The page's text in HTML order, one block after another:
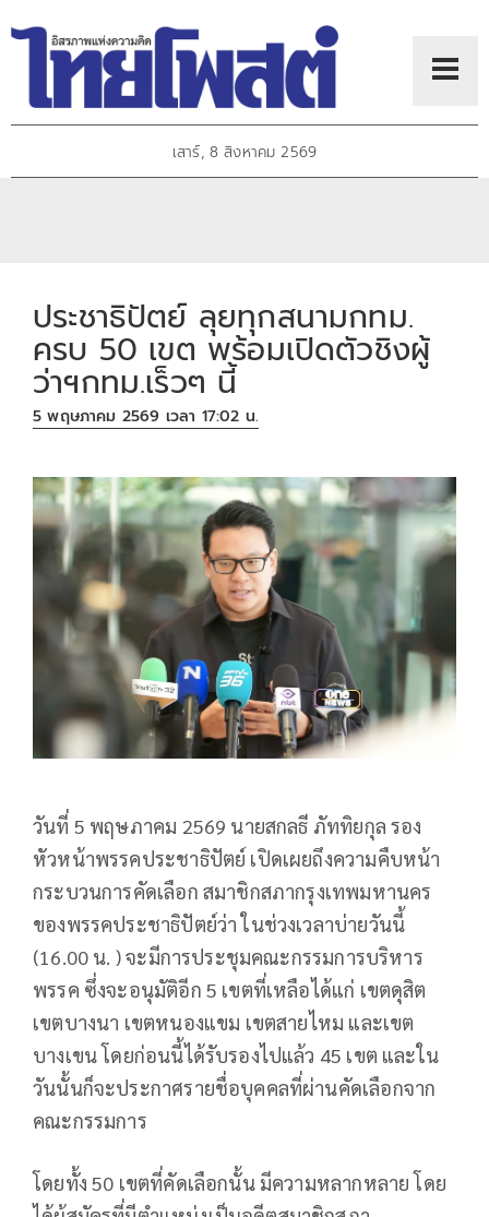
เสาร์, 8 สิงหาคม 2569
ประชาธิปัตย์ ลุยทุกสนามกทม.
ครบ 50 เขต พร้อมเปิดตัวชิงผู้
ว่าฯกทม.เร็วๆ นี้
5 พฤษภาคม 2569 เวลา 17:02 น.
วันที่ 5 พฤษภาคม 2569 นายสกลธี ภัททิยกุล รอง
หัวหน้าพรรคประชาธิปัตย์ เปิดเผยถึงความคืบหน้า
กระบวนการคัดเลือก สมาชิกสภากรุงเทพมหานคร
ของพรรคประชาธิปัตย์ว่า ในช่วงเวลาบ่ายวันนี้
(16.00 น. ) จะมีการประชุมคณะกรรมการบริหาร
พรรค ซึ่งจะอนุมัติอีก 5 เขตที่เหลือได้แก่ เขตดุสิต
เขตบางนา เขตหนองแขม เขตสายไหม และเขต
บางเขน โดยก่อนนี้ได้รับรองไปแล้ว 45 เขต และใน
วันนั้นก็จะประกาศรายชื่อบุคคลที่ผ่านคัดเลือกจาก
คณะกรรมการ
โดยทั้ง 50 เขตที่คัดเลือกนั้น มีความหลากหลาย โดย